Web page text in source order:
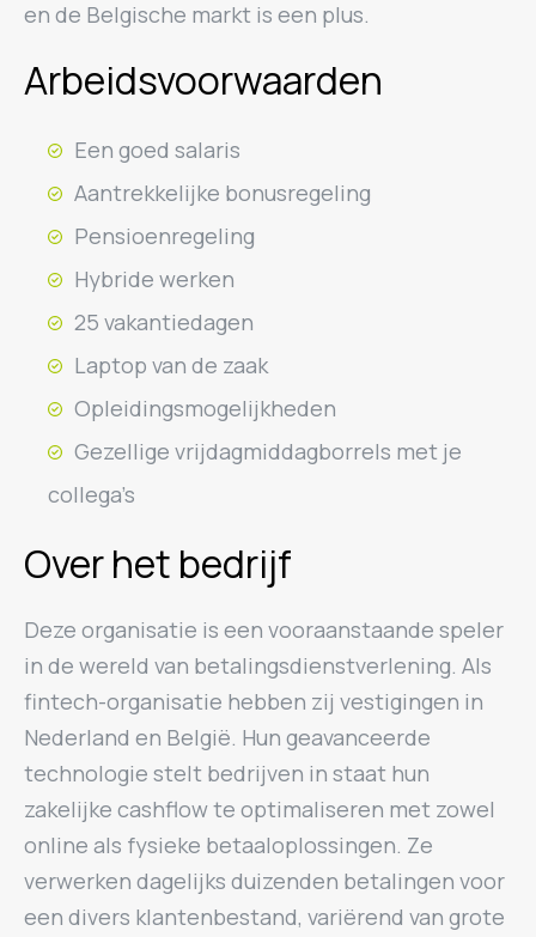
en de Belgische markt is een plus.
Arbeidsvoorwaarden
Een goed salaris
Aantrekkelijke bonusregeling
Pensioenregeling
Hybride werken
25 vakantiedagen
Laptop van de zaak
Opleidingsmogelijkheden
Gezellige vrijdagmiddagborrels met je
collega’s
Over het bedrijf
Deze organisatie is een vooraanstaande speler
in de wereld van betalingsdienstverlening. Als
fintech-organisatie hebben zij vestigingen in
Nederland en België. Hun geavanceerde
technologie stelt bedrijven in staat hun
zakelijke cashflow te optimaliseren met zowel
online als fysieke betaaloplossingen. Ze
verwerken dagelijks duizenden betalingen voor
een divers klantenbestand, variërend van grote